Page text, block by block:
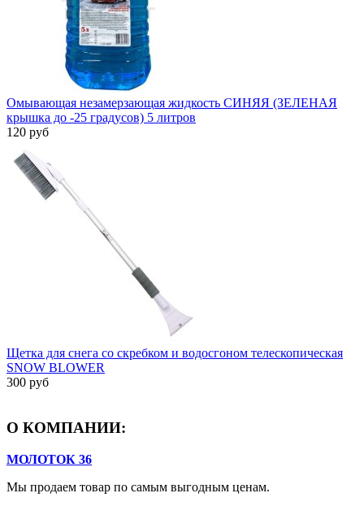
Омывающая незамерзающая жидкость СИНЯЯ (ЗЕЛЕНАЯ
крышка до -25 градусов) 5 литров
120 руб
Щетка для снега со скребком и водосгоном телескопическая
SNOW BLOWER
300 руб
О КОМПАНИИ:
МОЛОТОК 36
Мы продаем товар по самым выгодным ценам.